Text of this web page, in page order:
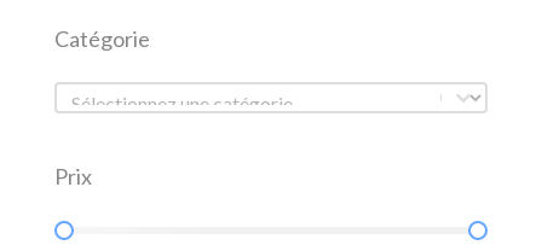
Catégorie
Catégorie
Catégorie
Prix
Prix